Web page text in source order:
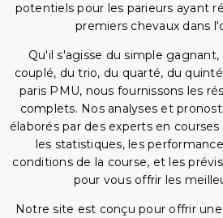
potentiels pour les parieurs ayant
premiers chevaux dans
Qu'il s'agisse du simple
couplé, du trio, du quarté, du
paris PMU, nous fournissons les
complets. Nos analyses et
élaborés par des experts en
les statistiques, les
conditions de la course, et les
pour vous offrir les
Notre site est conçu pour offrir